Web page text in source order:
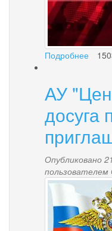
со
дня
поэта,
В.В.
Подробнее
АУ
досуга
Опубликовано
пользователем
i.jpeg